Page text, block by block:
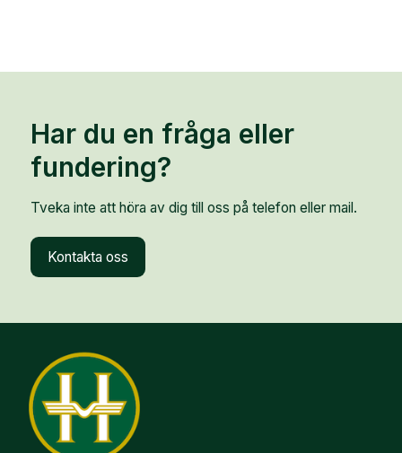
Har du en fråga eller
fundering?
Tveka inte att höra av dig till oss på telefon eller mail.
Kontakta oss